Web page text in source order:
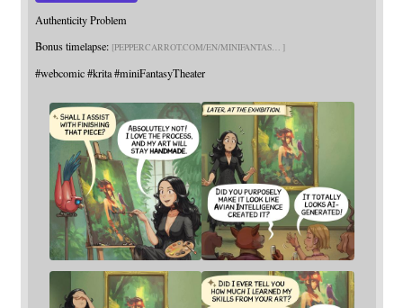
Authenticity Problem
Bonus timelapse: PEPPERCARROT.COM/EN/MINIFANTAS
#webcomic #krita #miniFantasyTheater